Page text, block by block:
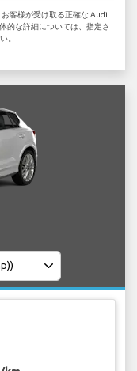
客様が受け取る正確な Audi
的な詳細については、指定さ
。